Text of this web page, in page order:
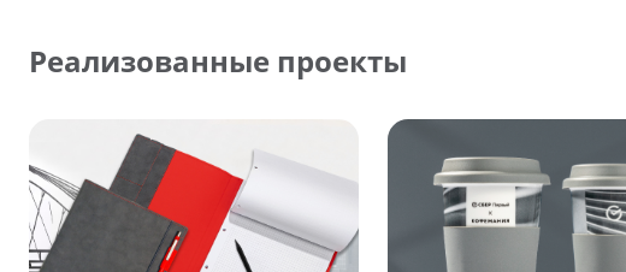
Реализованные проекты